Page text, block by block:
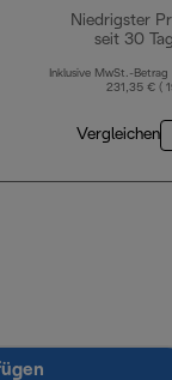
Niedrigster
seit 30
Inklusive MwSt.-Betrag
231,35 € (
Vergleichen